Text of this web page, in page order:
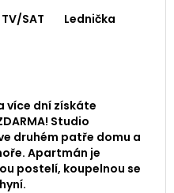
TV/SAT Lednička
více dní získáte
Studio
druhém patře domu a
Apartmán je
postelí, koupelnou se